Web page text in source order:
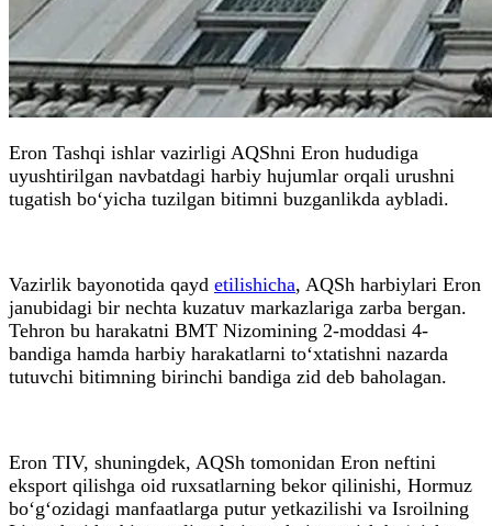
Eron Tashqi ishlar vazirligi AQShni Eron hududiga
uyushtirilgan navbatdagi harbiy hujumlar orqali urushni
tugatish bo‘yicha tuzilgan bitimni buzganlikda aybladi.
Vazirlik bayonotida qayd etilishicha, AQSh harbiylari Eron
janubidagi bir nechta kuzatuv markazlariga zarba bergan.
Tehron bu harakatni BMT Nizomining 2-moddasi 4-
bandiga hamda harbiy harakatlarni to‘xtatishni nazarda
tutuvchi bitimning birinchi bandiga zid deb baholagan.
Eron TIV, shuningdek, AQSh tomonidan Eron neftini
eksport qilishga oid ruxsatlarning bekor qilinishi, Hormuz
bo‘g‘ozidagi manfaatlarga putur yetkazilishi va Isroilning